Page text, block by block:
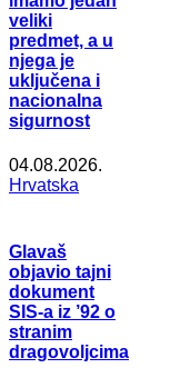
veliki
predmet, a u
njega je
uključena i
nacionalna
sigurnost
04.08.2026.
Hrvatska
Glavaš
objavio tajni
dokument
SIS-a iz ’92 o
stranim
dragovoljcima